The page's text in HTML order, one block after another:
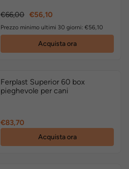
Prezzo
€66,00 Prezzo
€56,10
Prezzo minimo ultimi 30 giorni: €56,10
Acquista ora
Ferplast Superior 60 box
pieghevole per cani
Prezzo
€83,70
Acquista ora